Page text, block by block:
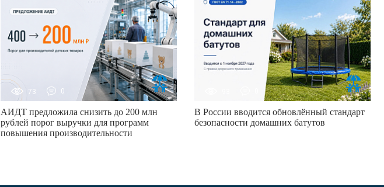
73 0
АИДТ предложила снизить до 200 млн
рублей порог выручки для программ
повышения производительности
В России вводится обновлённый стандарт
безопасности домашних батутов